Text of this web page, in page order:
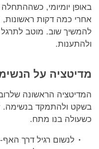
באופן יומיומי,
אחרי כמה דקות
להמשיך שוב. מוטב
ולהתענות.
מדיטציה על
המדיטציה הראשונה
בשקט ולהתמקד בנשימה.
כשעולה בנו מתח.
לנשום רגיל דרך